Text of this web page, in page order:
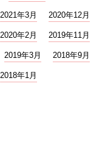
2021年3月 2020年12月
2020年2月 2019年11月
2019年3月 2018年9月
2018年1月